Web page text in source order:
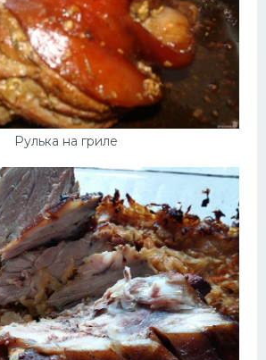
Рулька на гриле